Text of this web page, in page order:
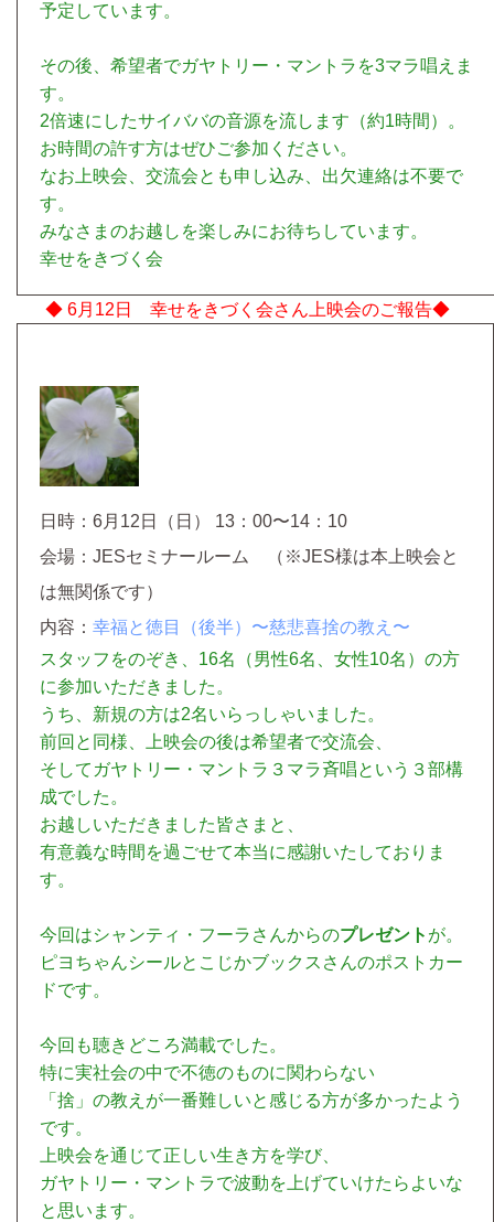
予定しています。
その後、希望者でガヤトリー・マントラを3マラ唱えま
す。
2倍速にしたサイババの音源を流します（約1時間）。
お時間の許す方はぜひご参加ください。
なお上映会、交流会とも申し込み、出欠連絡は不要で
す。
みなさまのお越しを楽しみにお待ちしています。
幸せをきづく会
◆ 6月12日 幸せをきづく会さん上映会のご報告◆
日時：6月12日（日） 13：00〜14：10
会場：JESセミナールーム
（※JES様は本上映会と
は無関係です）
内容： 幸福と徳目（後半）〜慈悲喜捨の教え〜
スタッフをのぞき、16名（男性6名、女性10名）の方
に参加いただきました。
うち、新規の方は2名いらっしゃいました。
前回と同様、上映会の後は希望者で交流会、
そしてガヤトリー・マントラ３マラ斉唱という３部構
成でした。
お越しいただきました皆さまと、
有意義な時間を過ごせて本当に感謝いたしておりま
す。
今回はシャンティ・フーラさんからのプレゼント が。
ピヨちゃんシールとこじかブックスさんのポストカー
ドです。
今回も聴きどころ満載でした。
特に実社会の中で不徳のものに関わらない
「捨」の教えが一番難しいと感じる方が多かったよう
です。
上映会を通じて正しい生き方を学び、
ガヤトリー・マントラで波動を上げていけたらよいな
と思います。